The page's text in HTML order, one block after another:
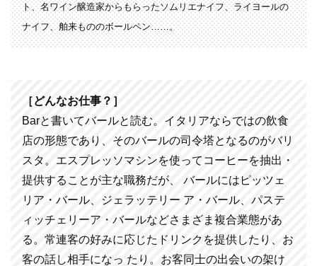
ト、名ワイン醸造家からもらったソムリエナイフ、ライヨールの
ナイフ、舶来もののボールペン……。
［どんなお仕事？］
Barと書いてバールと読む。イタリアならではの飲食
店の形態であり、そのバールの司令塔となるのがバリ
スタ。エスプレッソマシンを使ってコーヒーを抽出・
提供することが主な職務だが、 バールにはピッツェ
リア・バール、ジェラッテリー ア・バール、パステ
ィッチェリーア・バールなどさまざま複合業態があ
る。常連客の好みに応じたドリンクを提供したり、お
客の話し相手になっ たり。お客同士の出会いの架け